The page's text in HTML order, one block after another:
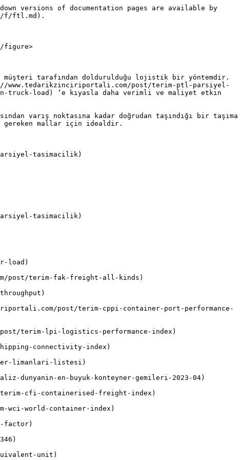
versions of documentation pages are available by
z/f/ftl.md).
figure>
tarafından doldurulduğu lojistik bir yöntemdir.
www.tedarikzinciriportali.com/post/terim-ptl-parsiyel-
load) ‘e kıyasla daha verimli ve maliyet etkin
varış noktasına kadar doğrudan taşındığı bir taşıma
gereken mallar için idealdir.
tasimacilik)
tasimacilik)
load)
post/terim-fak-freight-all-kinds)
post/terim-cppi-container-port-performance-
terim-lpi-logistics-performance-index)
connectivity-index)
limanlari-listesi)
dunyanin-en-buyuk-konteyner-gemileri-2023-04)
cfi-containerised-freight-index)
wci-world-container-index)
factor)
unit)